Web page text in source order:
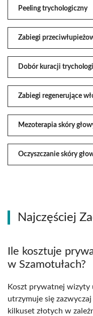
Peeling trychologiczny
Zabiegi
Dobór kuracji
Zabiegi regenerujące
Mezoterapia skóry
Oczyszczanie skóry
Najczęściej
Ile kosztuje
w Szamotułach?
Koszt prywatnej wizyty
utrzymuje się
kilkuset złotych w